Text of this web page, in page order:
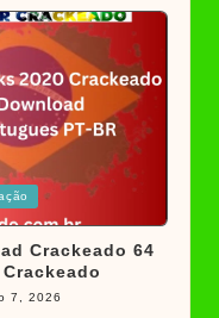
Crackeado 64
7, 2026